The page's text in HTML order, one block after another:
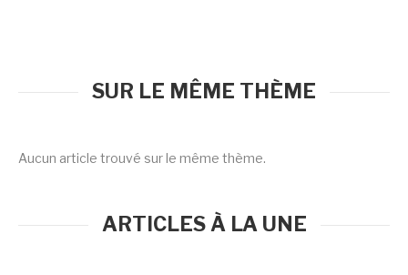
SUR LE MÊME THÈME
Aucun article trouvé sur le même thème.
ARTICLES À LA UNE